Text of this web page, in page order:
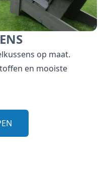
op maat.
en mooiste